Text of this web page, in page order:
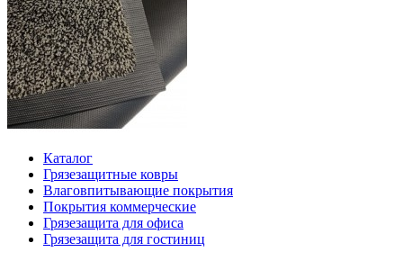
Каталог
Грязезащитные ковры
Влаговпитывающие покрытия
Покрытия коммерческие
Грязезащита для офиса
Грязезащита для гостиниц